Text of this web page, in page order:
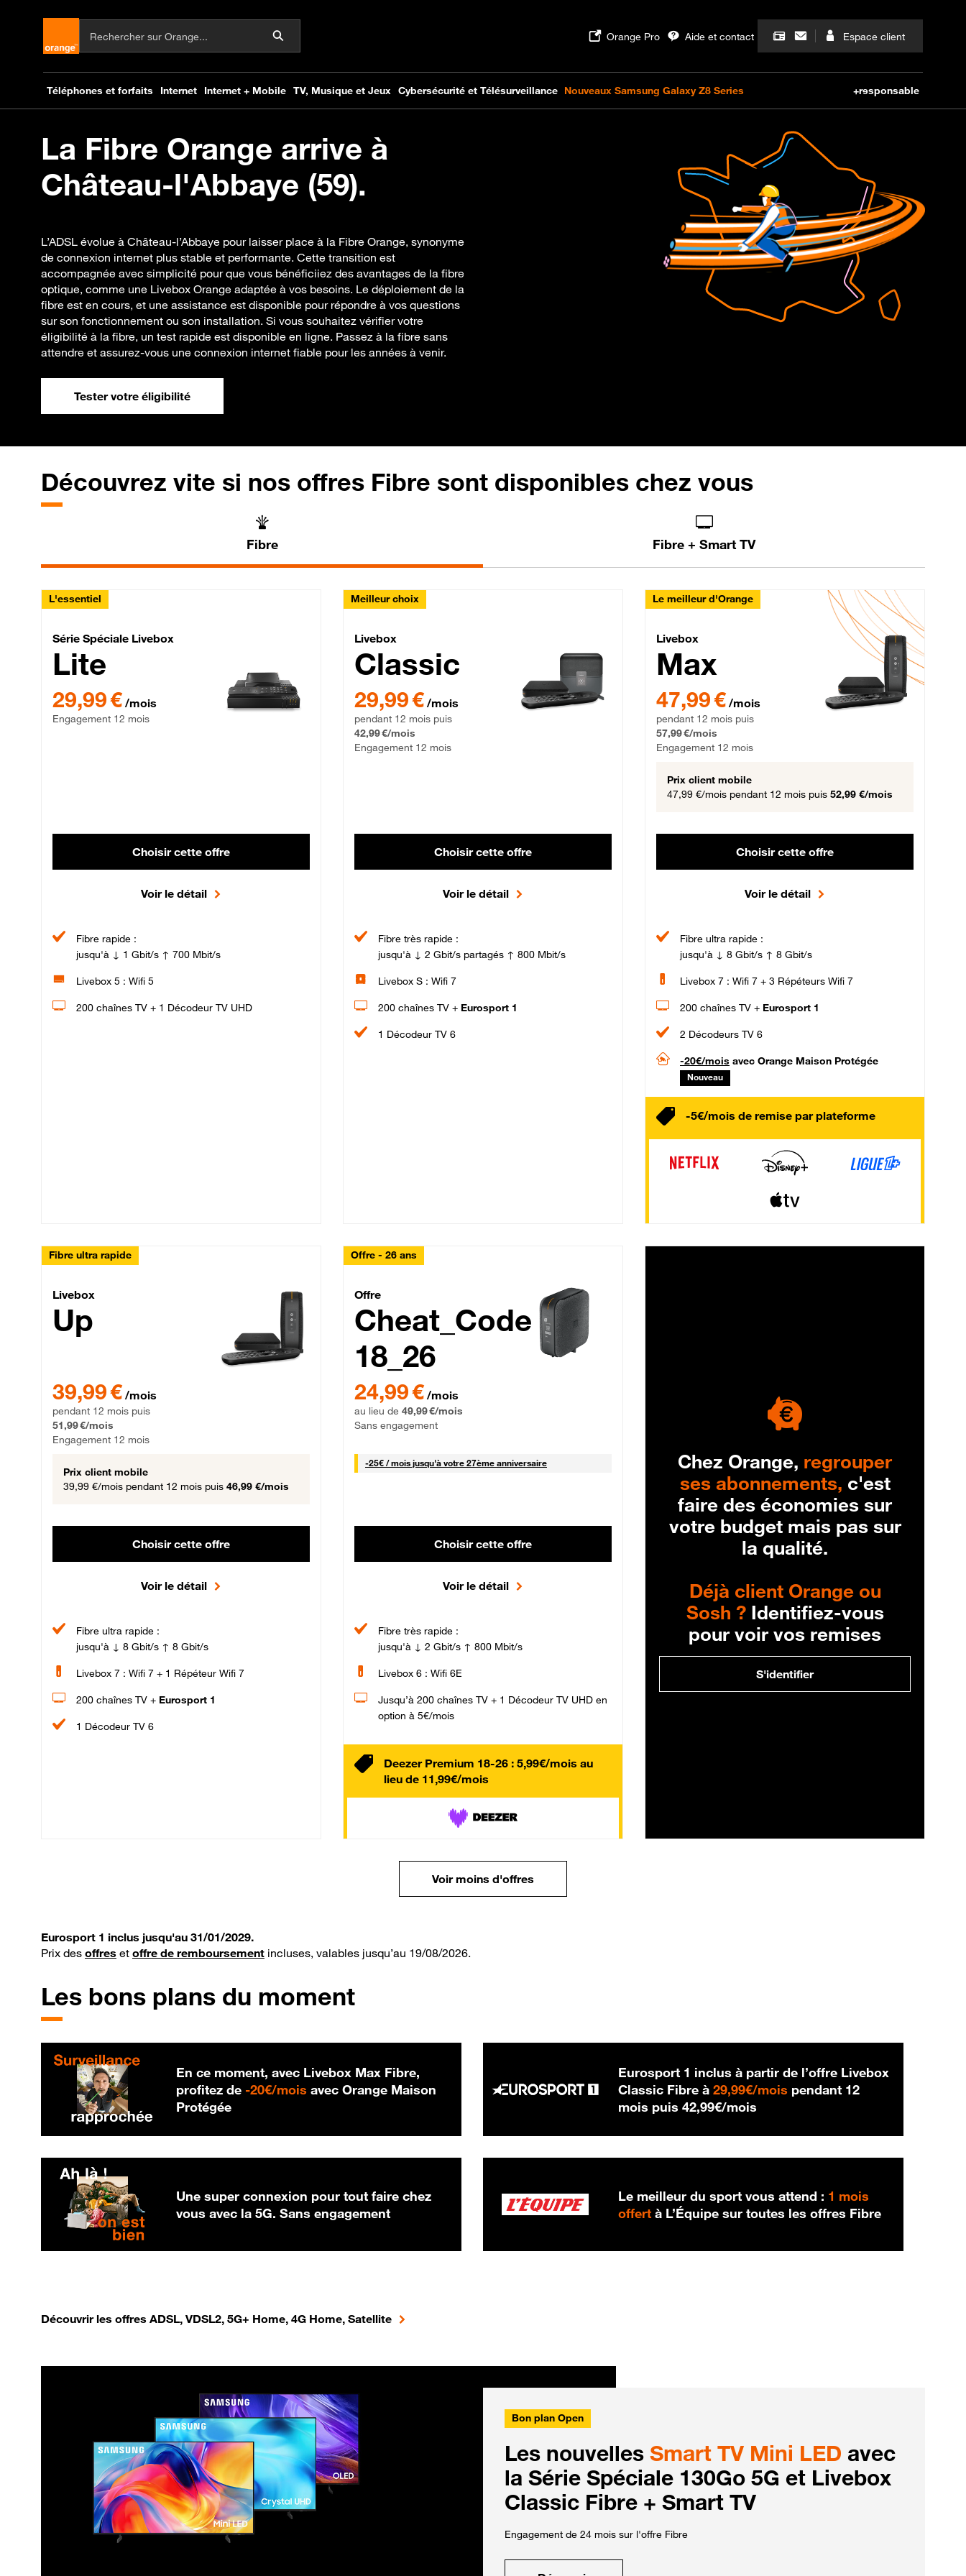
La Fibre Orange arrive à
Château-l'Abbaye (59).
L’ADSL évolue à Château-l’Abbaye pour laisser place à la Fibre Orange, synonyme
de connexion internet plus stable et performante. Cette transition est
accompagnée avec simplicité pour que vous bénéficiiez des avantages de la fibre
optique, comme une Livebox Orange adaptée à vos besoins. Le déploiement de la
fibre est en cours, et une assistance est disponible pour répondre à vos questions
sur son fonctionnement ou son installation. Si vous souhaitez vérifier votre
éligibilité à la fibre, un test rapide est disponible en ligne. Passez à la fibre sans
attendre et assurez-vous une connexion internet fiable pour les années à venir.
Tester votre éligibilité
Découvrez vite si nos offres Fibre sont disponibles chez vous
Fibre Fibre + Smart TV
L'essentiel
Série Spéciale Livebox Lite Fibre
Série Spéciale Livebox
Lite
29,99 € par mois , Engagement 12 mois
29,99 € /mois
Engagement 12 mois
Choisir cette offre
Voir le détail
Fibre rapide :
jusqu'à ↓ 1 Gbit/s ↑ 700 Mbit/s
Livebox 5 : Wifi 5
200 chaînes TV + 1 Décodeur TV UHD
Meilleur choix
Livebox Classic Fibre
Livebox
Classic
29,99 € par mois pendant 12 mois puis 42,99 € par mois, Engagement 12 mois
29,99 € /mois
pendant 12 mois puis
42,99 €/mois
Engagement 12 mois
Choisir cette offre
Voir le détail
Fibre très rapide :
jusqu'à ↓ 2 Gbit/s partagés ↑ 800 Mbit/s
Livebox S : Wifi 7
200 chaînes TV + Eurosport 1
1 Décodeur TV 6
Le meilleur d'Orange
Livebox Max Fibre
Livebox
Max
47,99 € par mois pendant 12 mois puis 57,99 € par mois,
47,99 € /mois
pendant 12 mois puis
57,99 €/mois
Engagement 12 mois
Prix client mobile
47,99 €/mois pendant 12 mois puis 52,99 €/mois
Choisir cette offre
Voir le détail
Fibre ultra rapide :
jusqu'à ↓ 8 Gbit/s ↑ 8 Gbit/s
Livebox 7 : Wifi 7 + 3 Répéteurs Wifi 7
200 chaînes TV + Eurosport 1
2 Décodeurs TV 6
-20€/mois avec Orange Maison Protégée
Nouveau
-5€/mois de remise par plateforme
Fibre ultra rapide
Livebox Up Fibre
Livebox
Up
39,99 € /mois
pendant 12 mois puis
51,99 €/mois
Engagement 12 mois
Prix client mobile
39,99 €/mois pendant 12 mois puis 46,99 €/mois
Choisir cette offre
Voir le détail
Fibre ultra rapide :
jusqu'à ↓ 8 Gbit/s ↑ 8 Gbit/s
Livebox 7 : Wifi 7 + 1 Répéteur Wifi 7
200 chaînes TV + Eurosport 1
1 Décodeur TV 6
Offre - 26 ans
Cheat_Code Fibre_18_26
Offre
Cheat_Code
18_26
24,99 € /mois
au lieu de 49,99 €/mois
Sans engagement
-25€ / mois25 € par mois
jusqu'à votre 27ème anniversaire
Choisir cette offre
Voir le détail
Fibre très rapide :
jusqu'à ↓ 2 Gbit/s ↑ 800 Mbit/s
Livebox 6 : Wifi 6E
Jusqu’à 200 chaînes TV + 1 Décodeur TV UHD en
option à 5€/mois
Deezer Premium 18-26 : 5,99€/mois au
lieu de 11,99€/mois
Chez Orange, regrouper
ses abonnements, c'est
faire des économies sur
votre budget mais pas sur
la qualité.
Déjà client Orange ou
Sosh ?Identifiez-vous
pour voir vos remises
S'identifier
Voir moins d'offres
Eurosport 1 inclus jusqu'au 31/01/2029.
Prix des offres et offre de remboursement incluses, valables jusqu’au 19/08/2026.
Les bons plans du moment
En ce moment, avec Livebox Max Fibre,
profitez de -20€/mois 20 € par mois
avec Orange Maison
Protégée
Eurosport 1 inclus à partir de l’offre Livebox
Classic Fibre à29,99€/mois 29,99 € par mois
pendant 12
mois puis42,99€/mois
Une super connexion pour tout faire chez
vous avec la 5G. Sans engagement
Le meilleur du sport vous attend : 1 mois
offert à L’Équipe sur toutes les offres Fibre
Découvrir les offres ADSL, VDSL2, 5G+ Home, 4G Home, Satellite
Bon plan Open
Les nouvelles Smart TV Mini LED avec
la Série Spéciale 130Go 5G et Livebox
Classic Fibre + Smart TV
Engagement de 24 mois sur l'offre Fibre